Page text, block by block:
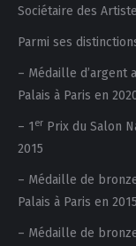
Sociétaire des
Parmi ses
– Médaille d’argent
Palais à Paris en
– 1 er Prix du Salon
2015
– Médaille de
Palais à Paris en 2015
– Médaille de